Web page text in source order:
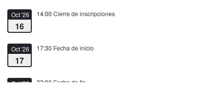
Oct '26
16
14:00 Cierre de inscripciones
Oct '26
17
17:30 Fecha de inicio
Oct '26 22:00 Fecha de fin